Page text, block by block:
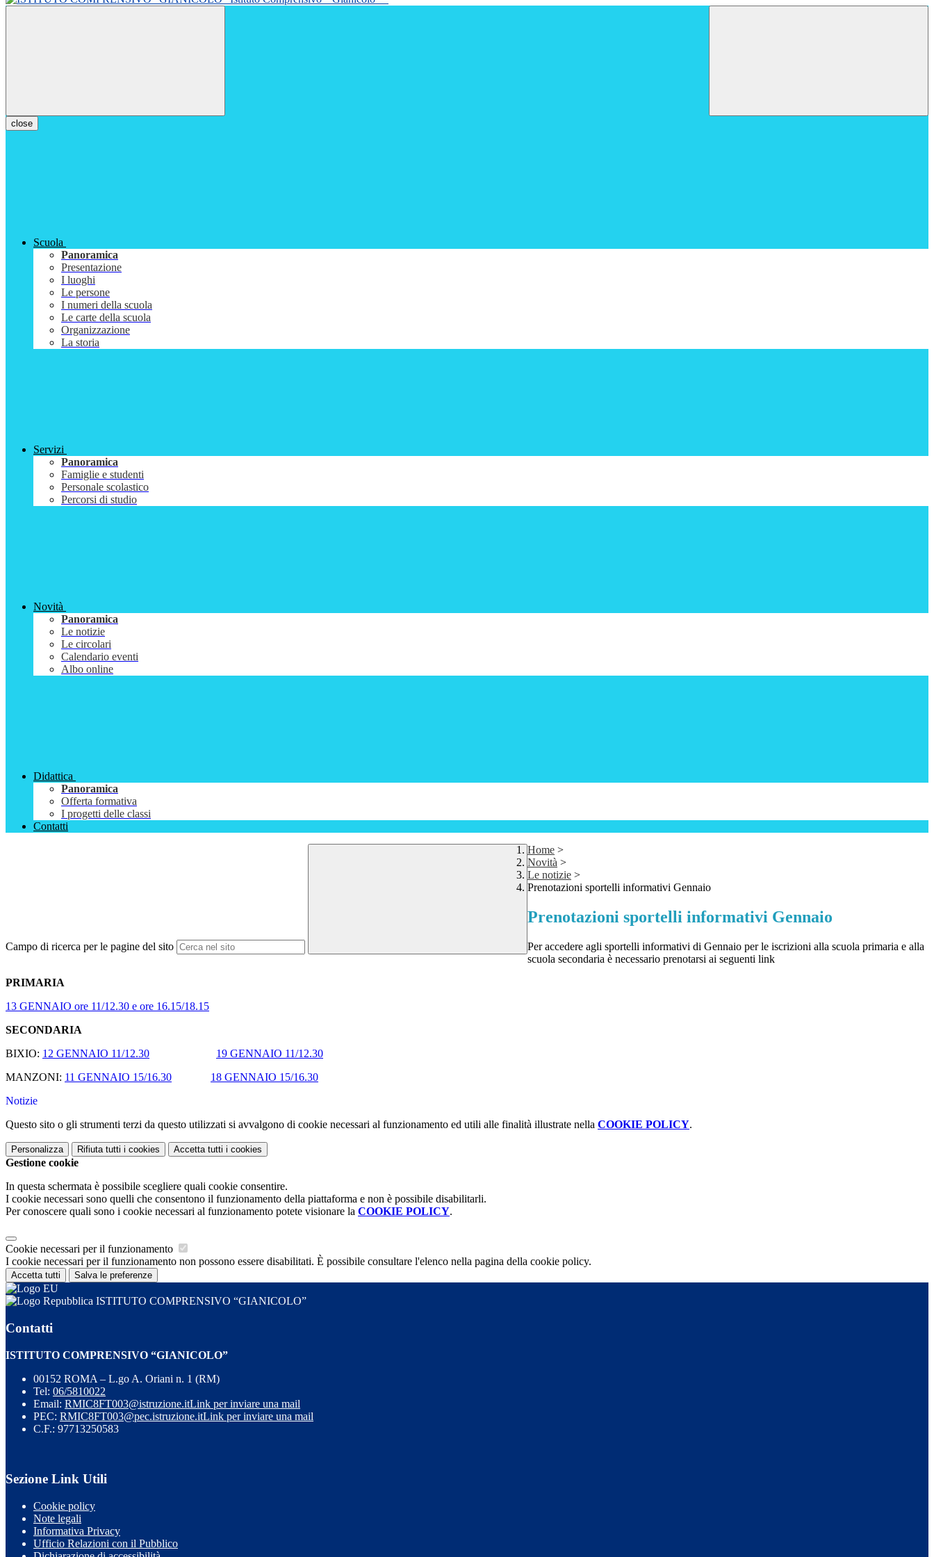
close
Scuola
Panoramica
Presentazione
I luoghi
Le persone
I numeri della scuola
Le carte della scuola
Organizzazione
La storia
Servizi
Panoramica
Famiglie e studenti
Personale scolastico
Percorsi di studio
Novità
Panoramica
Le notizie
Le circolari
Calendario eventi
Albo online
Didattica
Panoramica
Offerta formativa
I progetti delle classi
Contatti
Campo di ricerca per le pagine del sito
Home >
Novità >
Le notizie >
Prenotazioni sportelli informativi Gennaio
Prenotazioni sportelli informativi Gennaio
Per accedere agli sportelli informativi di Gennaio per le iscrizioni alla scuola primaria e alla
scuola secondaria è necessario prenotarsi ai seguenti link
PRIMARIA
13 GENNAIO ore 11/12.30 e ore 16.15/18.15
SECONDARIA
BIXIO: 12 GENNAIO 11/12.30
19 GENNAIO 11/12.30
MANZONI: 11 GENNAIO 15/16.30
18 GENNAIO 15/16.30
Notizie
Questo sito o gli strumenti terzi da questo utilizzati si avvalgono di cookie necessari al funzionamento ed utili alle finalità illustrate nella COOKIE POLICY.
Personalizza Rifiuta tutti i cookies Accetta tutti i cookies
Gestione cookie
In questa schermata è possibile scegliere quali cookie consentire.
I cookie necessari sono quelli che consentono il funzionamento della piattaforma e non è possibile disabilitarli.
Per conoscere quali sono i cookie necessari al funzionamento potete visionare la COOKIE POLICY.
Cookie necessari per il funzionamento
I cookie necessari per il funzionamento non possono essere disabilitati. È possibile consultare l'elenco nella pagina della cookie policy.
Accetta tutti Salva le preferenze
ISTITUTO COMPRENSIVO “GIANICOLO”
Contatti
ISTITUTO COMPRENSIVO “GIANICOLO”
00152 ROMA – L.go A. Oriani n. 1 (RM)
Tel: 06/5810022
Email: RMIC8FT003@istruzione.itLink per inviare una mail
PEC: RMIC8FT003@pec.istruzione.itLink per inviare una mail
C.F.: 97713250583
Sezione Link Utili
Cookie policy
Note legali
Informativa Privacy
Ufficio Relazioni con il Pubblico